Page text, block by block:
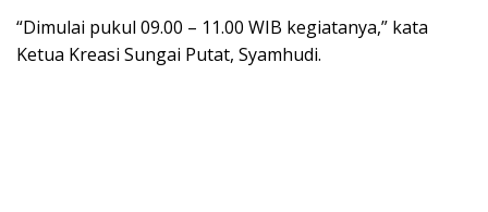
“Dimulai pukul 09.00 – 11.00 WIB kegiatanya,” kata
Ketua Kreasi Sungai Putat, Syamhudi.